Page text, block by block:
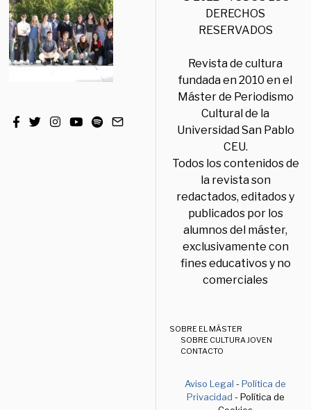
DERECHOS
RESERVADOS
Revista de cultura
fundada en 2010 en el
Máster de Periodismo
Cultural de la
Universidad San Pablo
CEU.
Todos los contenidos de
la revista son
redactados, editados y
publicados por los
alumnos del máster,
exclusivamente con
fines educativos y no
comerciales
SOBRE EL MÁSTER
SOBRE CULTURA JOVEN
CONTACTO
Aviso Legal -Política de
Privacidad - Política de